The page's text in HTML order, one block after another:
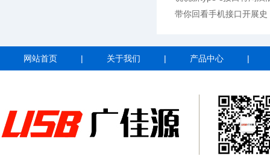
带你回看手机接口开展史
网站首页 | 关于我们 | 产品中心 |